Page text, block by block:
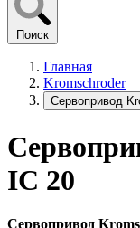
Поиск
Главная
Kromschroder
Сервопривод
IC 20
Сервопривод